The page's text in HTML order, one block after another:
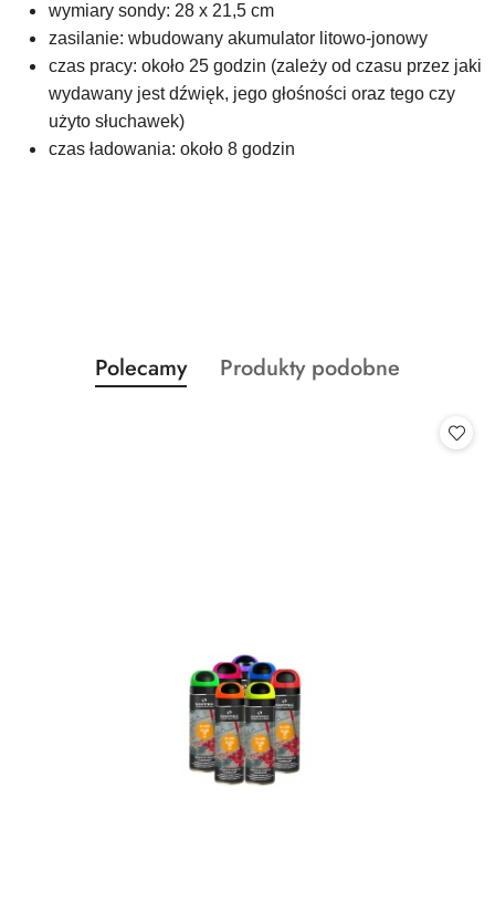
wymiary sondy: 28 x 21,5 cm
zasilanie: wbudowany akumulator litowo-jonowy
czas pracy: około 25 godzin (zależy od czasu przez jaki
wydawany jest dźwięk, jego głośności oraz tego czy
użyto słuchawek)
czas ładowania: około 8 godzin
Pomiń karuzelę produktów
Produkty
o
Polecamy
Produkty
Produkty podobne